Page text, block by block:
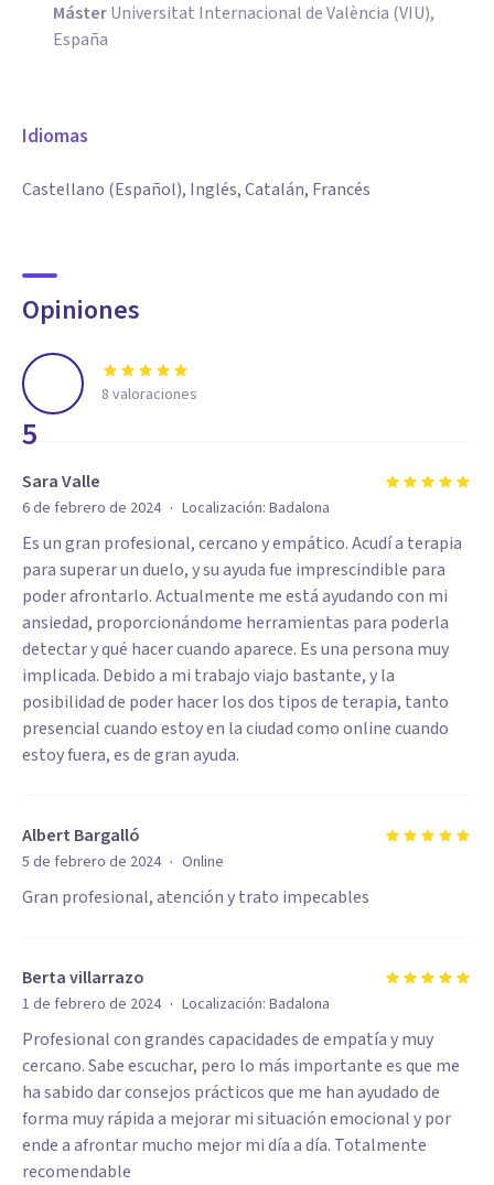
MásterUniversitat Internacional de València (VIU),
España
Idiomas
Castellano (Español), Inglés, Catalán, Francés
Opiniones
5
8 valoraciones
Sara Valle
6 de febrero de 2024 · Localización: Badalona
Es un gran profesional, cercano y empático. Acudí a terapia
para superar un duelo, y su ayuda fue imprescindible para
poder afrontarlo. Actualmente me está ayudando con mi
ansiedad, proporcionándome herramientas para poderla
detectar y qué hacer cuando aparece. Es una persona muy
implicada. Debido a mi trabajo viajo bastante, y la
posibilidad de poder hacer los dos tipos de terapia, tanto
presencial cuando estoy en la ciudad como online cuando
estoy fuera, es de gran ayuda.
Albert Bargalló
5 de febrero de 2024 · Online
Gran profesional, atención y trato impecables
Berta villarrazo
1 de febrero de 2024 · Localización: Badalona
Profesional con grandes capacidades de empatía y muy
cercano. Sabe escuchar, pero lo más importante es que me
ha sabido dar consejos prácticos que me han ayudado de
forma muy rápida a mejorar mi situación emocional y por
ende a afrontar mucho mejor mi día a día. Totalmente
recomendable